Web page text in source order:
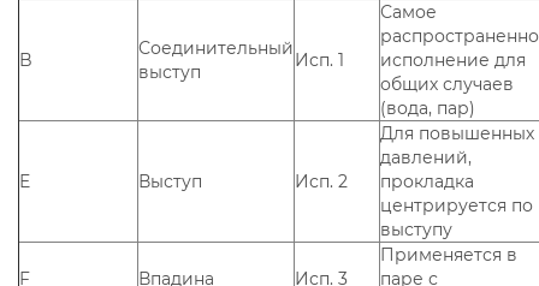
B
Соединительный
выступ
Исп. 1
Самое
исполнение для
общих случаев
(вода, пар)
E Выступ Исп. 2
Для повышенных
давлений,
прокладка
центрируется по
выступу
F Впадина Исп. 3
Применяется в
паре с